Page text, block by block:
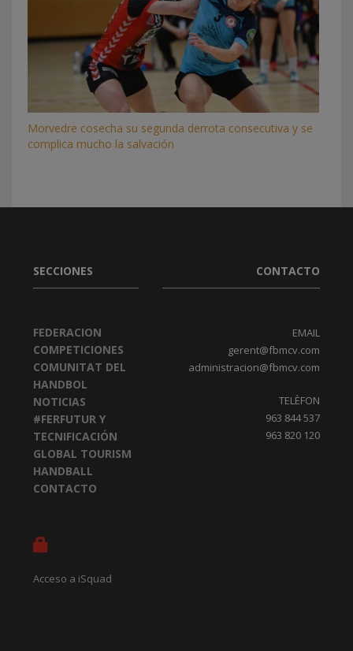
Morvedre cosecha su segunda derrota consecutiva y se
complica mucho la salvación
SECCIONES
FEDERACION
COMPETICIONES
COMUNITAT DEL
HANDBOL
NOTICIAS
#FERFUTUR Y
TECNIFICACIÓN
GLOBAL TOURISM
HANDBALL
CONTACTO
Acceso a iSquad
CONTACTO
EMAIL
gerent@fbmcv.com
administracion@fbmcv.com
TELÈFON
963 844 537
963 820 120